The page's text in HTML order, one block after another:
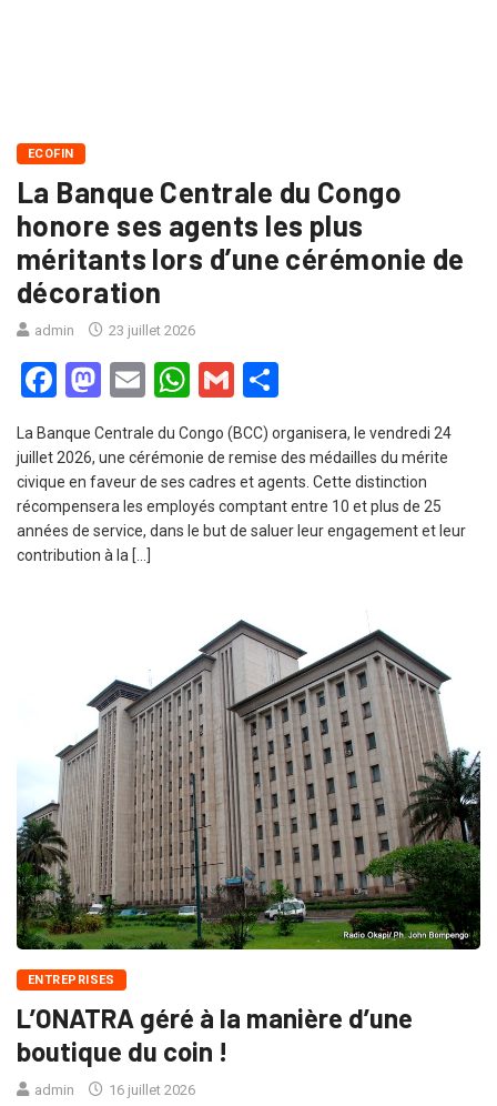
ECOFIN
La Banque Centrale du Congo
honore ses agents les plus
méritants lors d’une cérémonie de
décoration
admin 23 juillet 2026
Facebook
Mastodon
EmailWhatsApp
Gmail
La Banque Centrale du Congo (BCC) organisera, le vendredi 24
juillet 2026, une cérémonie de remise des médailles du mérite
civique en faveur de ses cadres et agents. Cette distinction
récompensera les employés comptant entre 10 et plus de 25
années de service, dans le but de saluer leur engagement et leur
contribution à la […]
ENTREPRISES
L’ONATRA géré à la manière d’une
boutique du coin !
admin 16 juillet 2026